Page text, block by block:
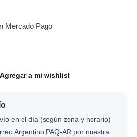
Mercado Pago
Agregar a mi wishlist
en el día (según zona y horario)
Argentino PAQ-AR por nuestra